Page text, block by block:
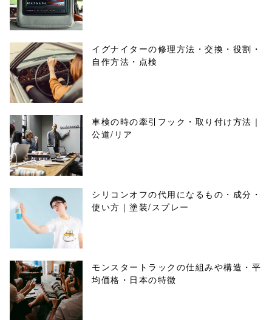
イグナイターの修理方法・交換・役割・
自作方法・点検
車検の時の牽引フック・取り付け方法｜
公道/リア
シリコンオフの代用になるもの・成分・
使い方｜塗装/スプレー
モンスタートラックの仕組みや構造・平
均価格・日本の特徴